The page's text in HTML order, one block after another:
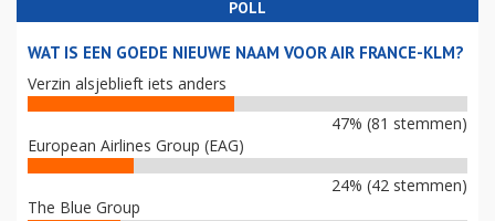
POLL
WAT IS EEN GOEDE NIEUWE NAAM VOOR AIR FRANCE-KLM?
Verzin alsjeblieft iets anders
47% (81 stemmen)
European Airlines Group (EAG)
24% (42 stemmen)
The Blue Group